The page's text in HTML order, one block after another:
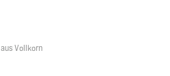
Vollkorn